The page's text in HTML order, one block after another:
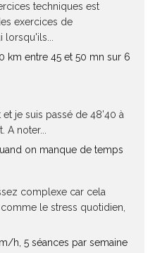
techniques est
exercices de
km entre 45 et 50 mn sur 6
et je suis passé de 48’40 à
noter...
on manque de temps
complexe car cela
le stress quotidien,
h, 5 séances par semaine